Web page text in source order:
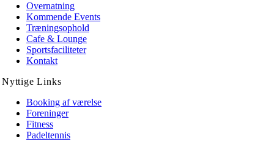
Overnatning
Kommende Events
Træningsophold
Cafe & Lounge
Sportsfaciliteter
Kontakt
Nyttige Links
Booking af værelse
Foreninger
Fitness
Padeltennis